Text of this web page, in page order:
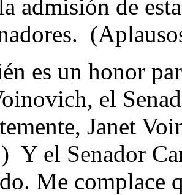
admisión de
es un honor
el
Janet
Y el Senador
Me complace